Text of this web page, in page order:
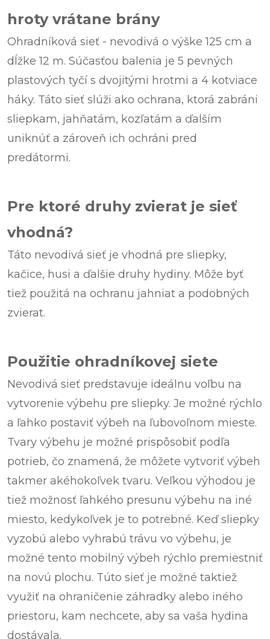
hroty vrátane brány
Ohradníková sieť - nevodivá o výške 125 cm a
dĺžke 12 m. Súčasťou balenia je 5 pevných
plastových tyčí s dvojitými hrotmi a 4 kotviace
háky. Táto sieť slúži ako ochrana, ktorá zabráni
sliepkam, jahňatám, kozľatám a ďalším
uniknúť a zároveň ich ochráni pred
predátormi.
Pre ktoré druhy zvierat je sieť
vhodná?
Táto nevodivá sieť je vhodná pre sliepky,
kačice, husi a ďalšie druhy hydiny. Môže byť
tiež použitá na ochranu jahniat a podobných
zvierat.
Použitie ohradníkovej siete
Nevodivá sieť predstavuje ideálnu voľbu na
vytvorenie výbehu pre sliepky. Je možné rýchlo
a ľahko postaviť výbeh na ľubovoľnom mieste.
Tvary výbehu je možné prispôsobiť podľa
potrieb, čo znamená, že môžete vytvoriť výbeh
takmer akéhokoľvek tvaru. Veľkou výhodou je
tiež možnosť ľahkého presunu výbehu na iné
miesto, kedykoľvek je to potrebné. Keď sliepky
vyzobú alebo vyhrabú trávu vo výbehu, je
možné tento mobilný výbeh rýchlo premiestniť
na novú plochu. Túto sieť je možné taktiež
využiť na ohraničenie záhradky alebo iného
priestoru, kam nechcete, aby sa vaša hydina
dostávala.